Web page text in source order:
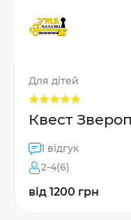
Для дітей
Квест
1 відгук
2-4(6)
від 1200 грн